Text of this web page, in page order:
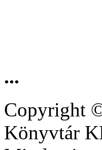
...
Copyright
Könyvtár